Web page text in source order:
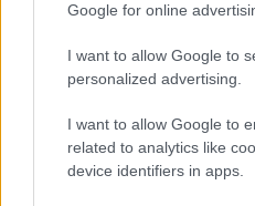
Google for online
I want to allow Google to
personalized advertising.
I want to allow Google to
related to analytics like
device identifiers in apps.
GHFχρησιμοποιεί
αμερικανικές
επιμελητείας για την
στη Γάζα,
ένα σύστημα υπό τον
το Ισραήλ επέτρεπε